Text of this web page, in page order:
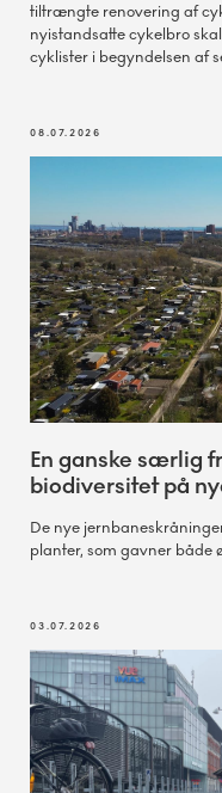
tiltrængte renovering af
nyistandsatte cykelbro
cyklister i begyndelsen af
08.07.2026
En ganske særlig
biodiversitet på
De nye
planter, som gavner både
03.07.2026